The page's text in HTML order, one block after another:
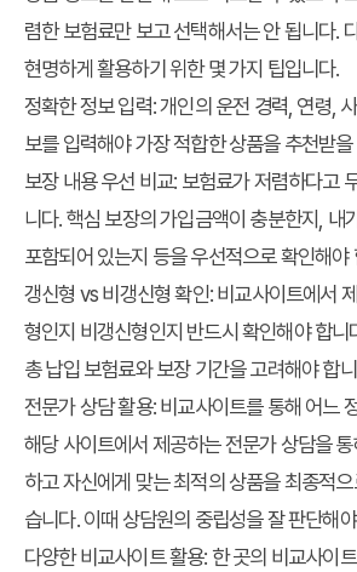
렴한 보험료만 보고 선택해서는 안 됩니다.
현명하게 활용하기 위한 몇 가지 팁입니다.
정확한 정보 입력:개인의 운전 경력, 연령,
보를 입력해야 가장 적합한 상품을 추천받
보장 내용 우선 비교: 보험료가 저렴하다고
니다. 핵심 보장의 가입금액이 충분한지, 내
포함되어 있는지 등을 우선적으로 확인해야
갱신형 vs 비갱신형 확인:비교사이트에서
형인지 비갱신형인지 반드시 확인해야 합니
총 납입 보험료와 보장 기간을 고려해야 합
전문가 상담 활용:비교사이트를 통해 어느
해당 사이트에서 제공하는 전문가 상담을
하고 자신에게 맞는 최적의 상품을 최종적
습니다. 이때 상담원의 중립성을 잘 판단해
다양한 비교사이트 활용: 한 곳의 비교사이